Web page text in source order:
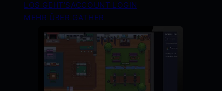
LOS GEHT’SACCOUNT LOGIN
MEHR ÜBER GATHER